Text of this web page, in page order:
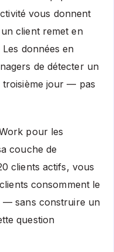
vous donnent
client remet en
données en
de détecter un
troisième jour — pas
pour les
couche de
clients actifs, vous
consomment le
— sans construire un
question